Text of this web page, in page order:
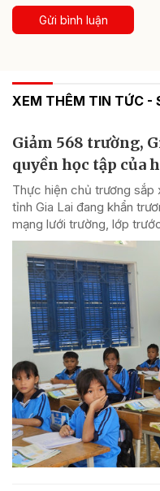
Gửi bình luận
XEM THÊM TIN TỨC -
Giảm 568 trường,
quyền học tập của
Thực hiện chủ trương
tỉnh Gia Lai đang khẩn
mạng lưới trường, lớp